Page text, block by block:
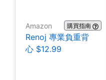
Amazon 購買指南
Renoj 專業負重背
心 $12.99